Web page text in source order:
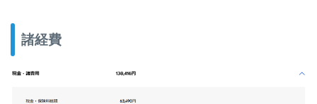
諸経費